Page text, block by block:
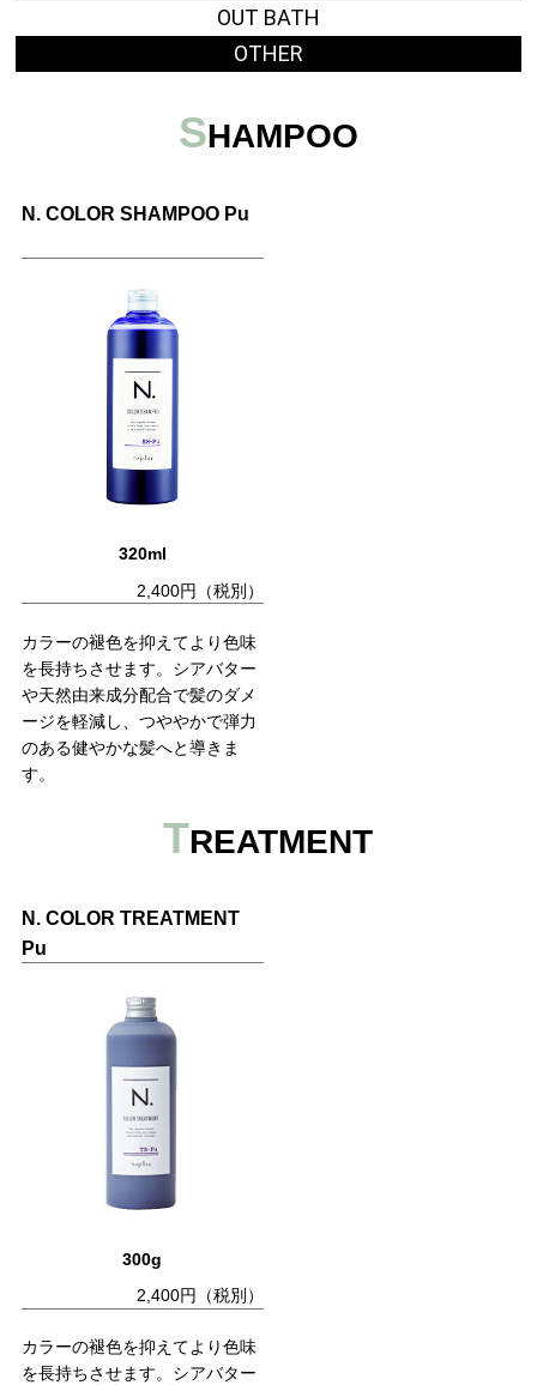
WEB予約
OUT BATH
OTHER
SHAMPOO
N. COLOR SHAMPOO Pu
320ml
2,400円（税別）
カラーの褪色を抑えてより色味
を長持ちさせます。シアバター
や天然由来成分配合で髪のダメ
ージを軽減し、つややかで弾力
のある健やかな髪へと導きま
す。
TREATMENT
N. COLOR TREATMENT
Pu
300g
2,400円（税別）
カラーの褪色を抑えてより色味
を長持ちさせます。シアバター